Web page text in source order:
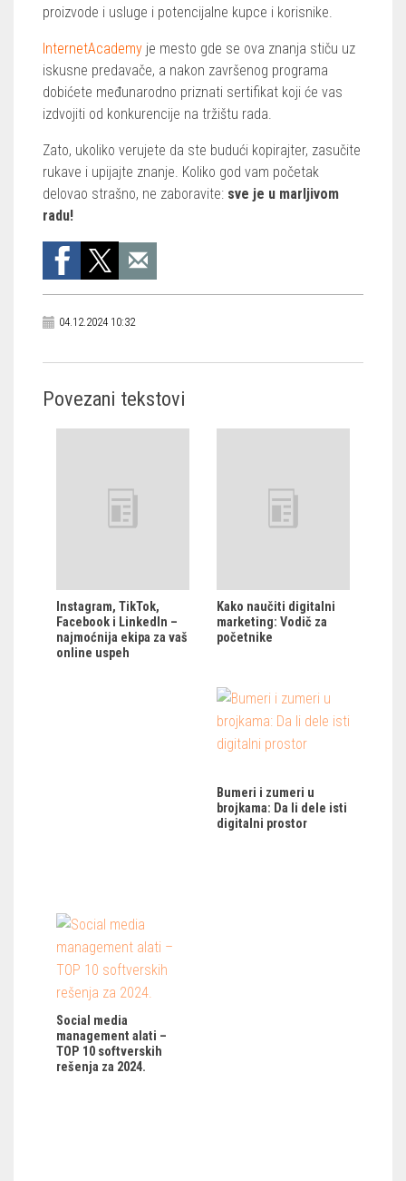
proizvode i usluge i potencijalne kupce i korisnike.
InternetAcademy je mesto gde se ova znanja stiču uz
iskusne predavače, a nakon završenog programa
dobićete međunarodno priznati sertifikat koji će vas
izdvojiti od konkurencije na tržištu rada.
Zato, ukoliko verujete da ste budući kopirajter, zasučite
rukave i upijajte znanje. Koliko god vam početak
delovao strašno, ne zaboravite: sve je u marljivom
radu!
04.12.2024 10:32
Povezani tekstovi
Instagram, TikTok,
Facebook i LinkedIn –
najmoćnija ekipa za vaš
online uspeh
Kako naučiti digitalni
marketing: Vodič za
početnike
Bumeri i zumeri u
brojkama: Da li dele isti
digitalni prostor
Social media
management alati –
TOP 10 softverskih
rešenja za 2024.